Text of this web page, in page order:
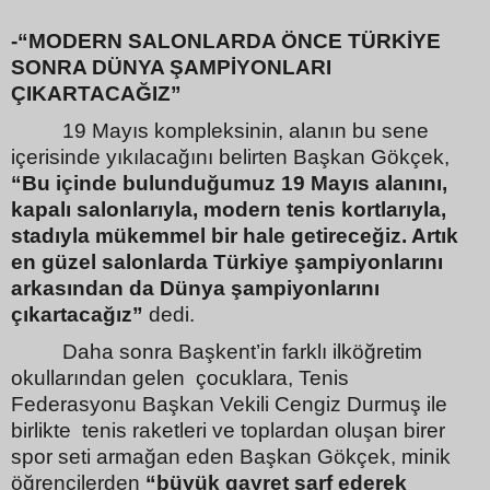
-“MODERN SALONLARDA ÖNCE TÜRKİYE
SONRA DÜNYA ŞAMPİYONLARI
ÇIKARTACAĞIZ”
19 Mayıs kompleksinin, alanın bu sene
içerisinde yıkılacağını belirten Başkan Gökçek,
“Bu içinde bulunduğumuz 19 Mayıs alanını,
kapalı salonlarıyla, modern tenis kortlarıyla,
stadıyla mükemmel bir hale getireceğiz. Artık
en güzel salonlarda Türkiye şampiyonlarını
arkasından da Dünya şampiyonlarını
çıkartacağız” dedi.
Daha sonra Başkent’in farklı ilköğretim
okullarından gelen çocuklara, Tenis
Federasyonu Başkan Vekili Cengiz Durmuş ile
birlikte tenis raketleri ve toplardan oluşan birer
spor seti armağan eden Başkan Gökçek, minik
öğrencilerden “büyük gayret sarf ederek